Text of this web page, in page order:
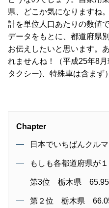
県、どこか気になりますね
計を単位人口あたりの数値
データをもとに、都道府県
お伝えしたいと思います。
れませんね！（平成25年8
タクシー)、特殊車は含まず）
Chapter
日本でいちばんクル
もしも各都道府県が
第3位 栃木県 65.95
第２位 栃木県